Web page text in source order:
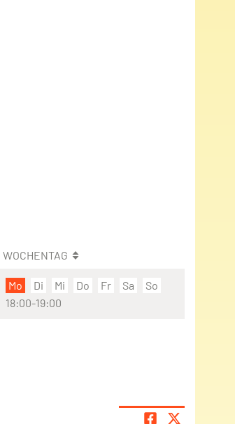
WOCHENTAG
Mo Di Mi Do Fr Sa
So
18:00-19:00